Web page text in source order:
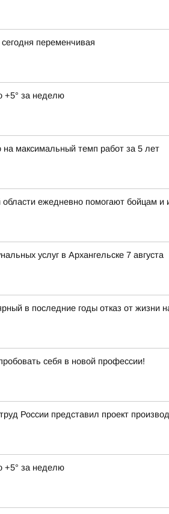
переменчивая
+5° за неделю
максимальный темп работ за 5 лет
области ежедневно помогают бойцам и
услуг в Архангельске 7 августа
в последние годы отказ от жизни
себя в новой профессии!
России представил проект
+5° за неделю